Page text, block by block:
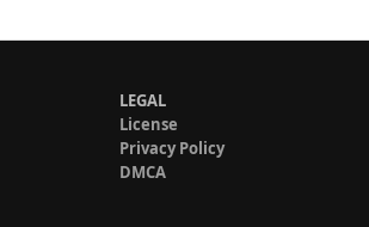
LEGAL
License
Privacy Policy
DMCA